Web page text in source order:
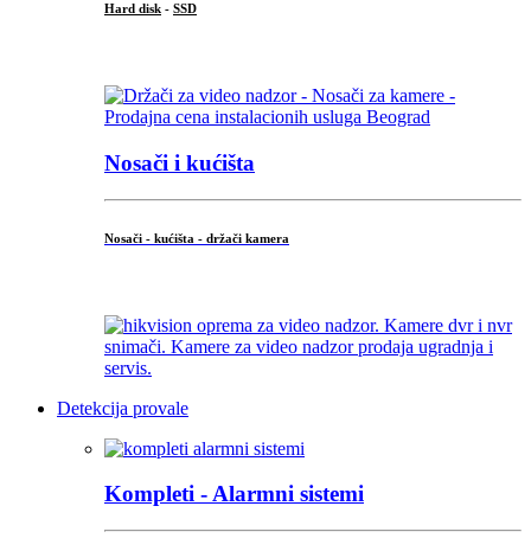
Hard disk - SSD
Nosači i kućišta
Nosači - kućišta - držači kamera
Detekcija provale
Kompleti - Alarmni sistemi